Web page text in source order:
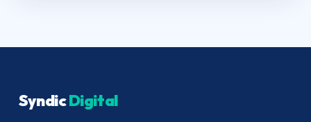
SyndicDigital